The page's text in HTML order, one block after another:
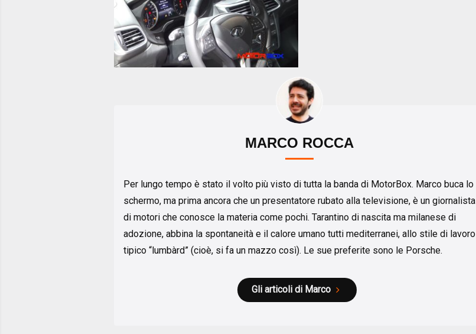
MARCO ROCCA
Per lungo tempo è stato il volto più visto di tutta la banda di MotorBox. Marco buca lo
schermo, ma prima ancora che un presentatore rubato alla televisione, è un giornalista
di motori che conosce la materia come pochi. Tarantino di nascita ma milanese di
adozione, abbina la spontaneità e il calore umano tutti mediterranei, allo stile di lavoro
tipico “lumbàrd” (cioè, si fa un mazzo così). Le sue preferite sono le Porsche.
Gli articoli di Marco